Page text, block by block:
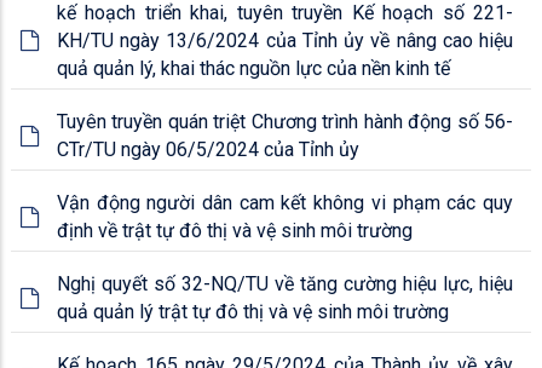
kế hoạch triển khai, tuyên truyền Kế hoạch số 221-
KH/TU ngày 13/6/2024 của Tỉnh ủy về nâng cao hiệu
quả quản lý, khai thác nguồn lực của nền kinh tế
Tuyên truyền quán triệt Chương trình hành động số 56-
CTr/TU ngày 06/5/2024 của Tỉnh ủy
Vận động người dân cam kết không vi phạm các quy
định về trật tự đô thị và vệ sinh môi trường
Nghị quyết số 32-NQ/TU về tăng cường hiệu lực, hiệu
quả quản lý trật tự đô thị và vệ sinh môi trường